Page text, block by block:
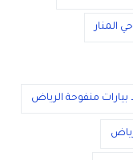
المنار
منفوحة الرياض